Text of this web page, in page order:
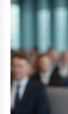
Bildung